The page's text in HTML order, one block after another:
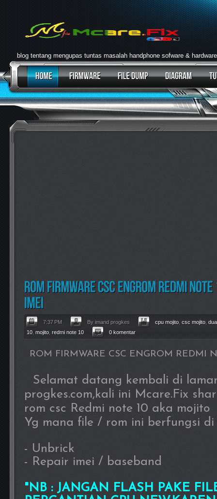
blog tentang mengupas tuntas masalah handphone sofware & hardware
7:37 PM By imand progkes cpu mojito csc mojito
10 mojito redmi note 10 0 komentar
ROM FIRMWARE CSC ENGROM REDMI
Selamat datang kembali di
progkes.com,kali ini Mcare.Fix
rom csc Redmi note 10 aka mojito
Yg mana file / rom ini berfungsi
- Unbrick
- Repair imei / baseband
"NB : JANGAN FLASH PAKE